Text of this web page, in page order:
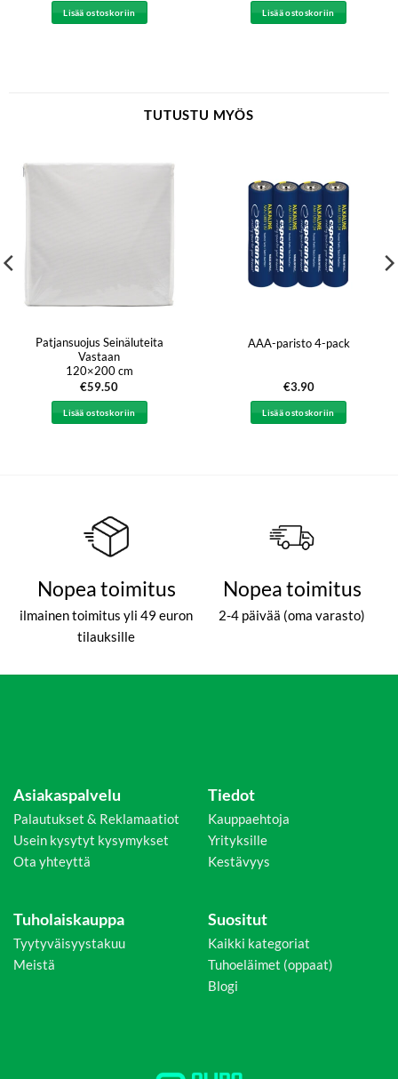
Lisää ostoskoriin oli:
€84.90.
Lisää ostoskoriin
TUTUSTU MYÖS
Patjansuojus Seinäluteita
Vastaan
120×200 cm
€59.50
Lisää ostoskoriin
AAA-paristo 4-pack
€3.90
Lisää ostoskoriin
Nopea toimitus
ilmainen toimitus yli 49 euron
tilauksille
Nopea toimitus
2-4 päivää (oma varasto)
Asiakaspalvelu
Palautukset & Reklamaatiot
Usein kysytyt kysymykset
Ota yhteyttä
Tiedot
Kauppaehtoja
Yrityksille
Kestävyys
Tuholaiskauppa
Tyytyväisyystakuu
Meistä
Suositut
Kaikki kategoriat
Tuhoeläimet (oppaat)
Blogi